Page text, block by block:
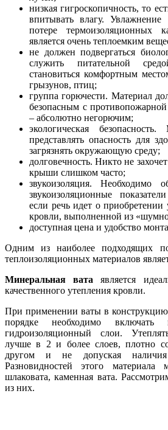
низкая гигроскопичность, то
впитывать влагу.
потере термоизоляционных
является очень теплоемким
не должен подвергаться
служить питательной
становиться комфортным
грызунов, птиц;
группа горючести. Материал
безопасным с
– абсолютно негорючим;
экологическая
представлять опасность для
загрязнять окружающую среду;
долговечность. Никто не
крыши слишком часто;
звукоизоляция. Необходимо
звукоизоляционные
если речь идет о приобретении
кровли, выполненной из
доступная цена и удобство
Одним из наиболее подходящих
теплоизоляционных материалов
Минеральная вата является
качественного утепления кровли.
При применении ваты в конструкцию
порядке необходимо включать
гидроизоляционный слои.
лучше в 2 и более слоев, плотно
другом и не допуская наличия
Разновидностей этого
шлаковата, каменная вата.
из них.